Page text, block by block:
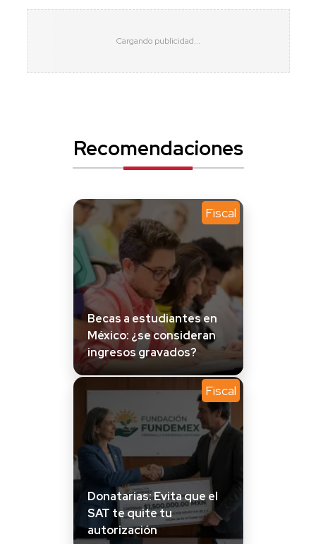
Recomendaciones
Fiscal
Becas a estudiantes en
México: ¿se consideran
ingresos gravados?
Fiscal
Donatarias: Evita que el
SAT te quite tu
autorización